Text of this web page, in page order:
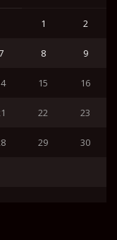
1 2
8 9
15 16
22 23
29 30